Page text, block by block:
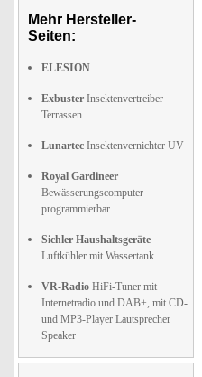
Mehr Hersteller-
Seiten:
ELESION
Exbuster Insektenvertreiber
Terrassen
Lunartec Insektenvernichter UV
Royal Gardineer
Bewässerungscomputer
programmierbar
Sichler Haushaltsgeräte
Luftkühler mit Wassertank
VR-Radio HiFi-Tuner mit
Internetradio und DAB+, mit CD-
und MP3-Player Lautsprecher
Speaker